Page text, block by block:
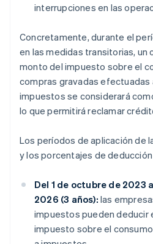
interrupciones en las
Concretamente, durante el
en las medidas transitorias, un
monto del impuesto sobre el
compras gravadas
impuestos se considerará
lo que permitirá reclamar
Los períodos de aplicación de
y los porcentajes de
Del 1 de octubre de 2023
2026 (3 años): las
impuestos pueden deducir
impuesto sobre el